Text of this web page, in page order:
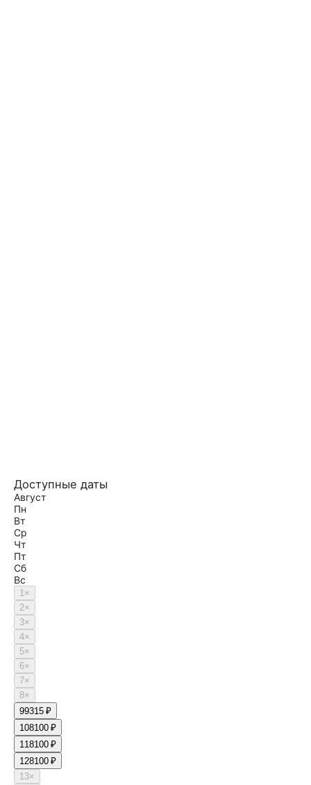
Доступные даты
Август
Пн
Вт
Ср
Чт
Пт
Сб
Вс
1×
2×
3×
4×
5×
6×
7×
8×
99315 ₽
108100 ₽
118100 ₽
128100 ₽
13×